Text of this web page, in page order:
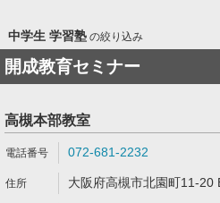
中学生 学習塾の絞り込み
開成教育セミナー
高槻本部教室
072-681-2232
大阪府高槻市北園町11-20